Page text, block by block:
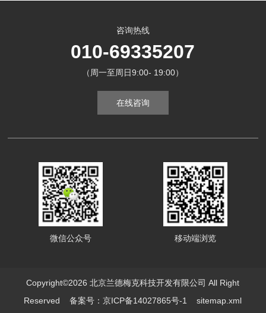
咨询热线
010-69335207
（周一至周日9:00- 19:00）
在线咨询
微信公众号 移动端浏览
Copyright©2026 北京兰德梅克科技开发有限公司 All Right
Reserved备案号：京ICP备14027865号-1 sitemap.xml